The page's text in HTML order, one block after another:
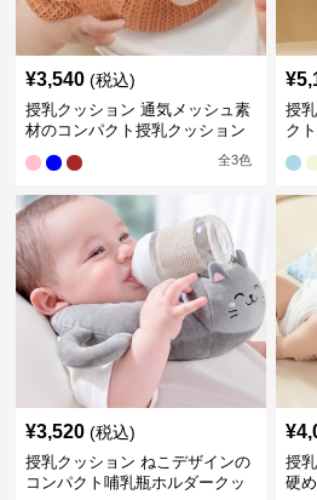
¥3,540 (税込)
授乳クッション 通気メッシュ素
材のコンパクト授乳クッション
全3色
¥
授
ク
¥3,520 (税込)
授乳クッション ねこデザインの
コンパクト哺乳瓶ホルダークッ
¥
授
硬